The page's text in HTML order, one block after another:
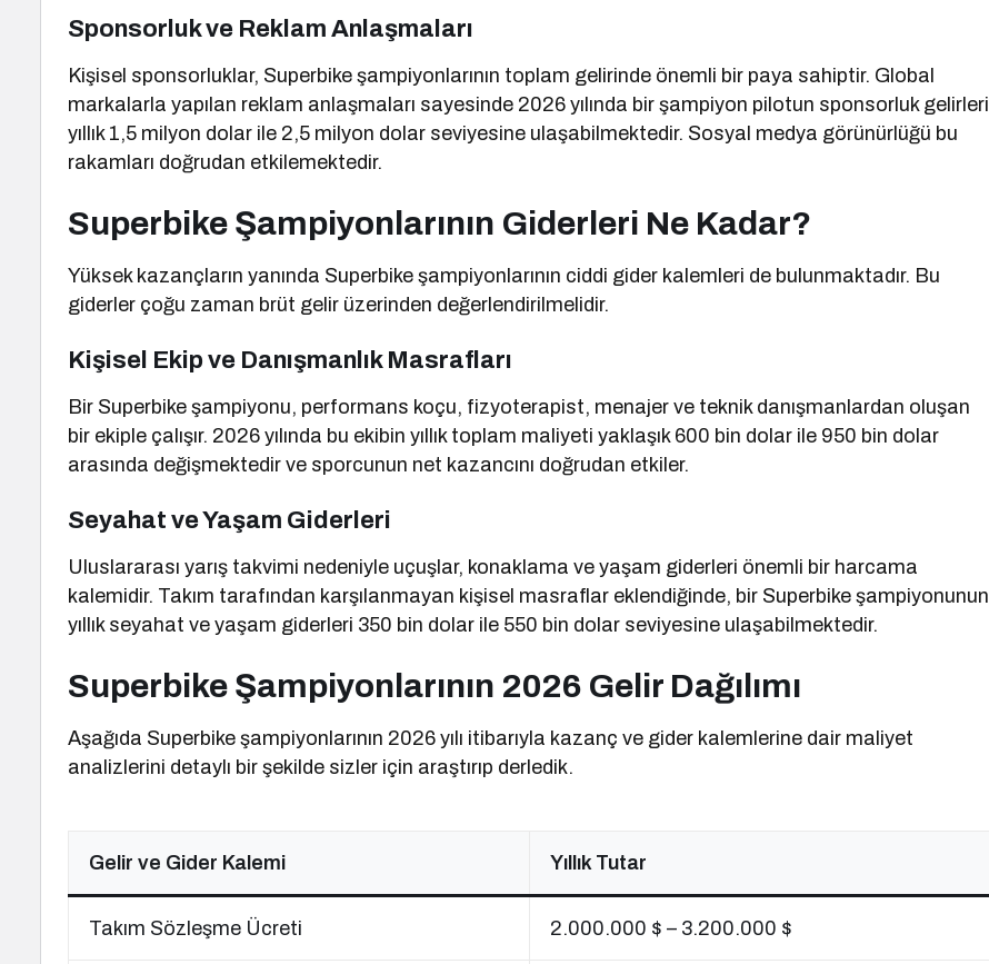
Sponsorluk ve Reklam Anlaşmaları
Kişisel sponsorluklar, Superbike şampiyonlarının toplam gelirinde önemli bir paya sahiptir. Global
markalarla yapılan reklam anlaşmaları sayesinde 2026 yılında bir şampiyon pilotun sponsorluk gelirleri
yıllık 1,5 milyon dolar ile 2,5 milyon dolar seviyesine ulaşabilmektedir. Sosyal medya görünürlüğü bu
rakamları doğrudan etkilemektedir.
Superbike Şampiyonlarının Giderleri Ne Kadar?
Yüksek kazançların yanında Superbike şampiyonlarının ciddi gider kalemleri de bulunmaktadır. Bu
giderler çoğu zaman brüt gelir üzerinden değerlendirilmelidir.
Kişisel Ekip ve Danışmanlık Masrafları
Bir Superbike şampiyonu, performans koçu, fizyoterapist, menajer ve teknik danışmanlardan oluşan
bir ekiple çalışır. 2026 yılında bu ekibin yıllık toplam maliyeti yaklaşık 600 bin dolar ile 950 bin dolar
arasında değişmektedir ve sporcunun net kazancını doğrudan etkiler.
Seyahat ve Yaşam Giderleri
Uluslararası yarış takvimi nedeniyle uçuşlar, konaklama ve yaşam giderleri önemli bir harcama
kalemidir. Takım tarafından karşılanmayan kişisel masraflar eklendiğinde, bir Superbike şampiyonunun
yıllık seyahat ve yaşam giderleri 350 bin dolar ile 550 bin dolar seviyesine ulaşabilmektedir.
Superbike Şampiyonlarının 2026 Gelir Dağılımı
Aşağıda Superbike şampiyonlarının 2026 yılı itibarıyla kazanç ve gider kalemlerine dair maliyet
analizlerini detaylı bir şekilde sizler için araştırıp derledik.
Gelir ve Gider Kalemi Yıllık Tutar
Takım Sözleşme Ücreti 2.000.000 $ – 3.200.000 $